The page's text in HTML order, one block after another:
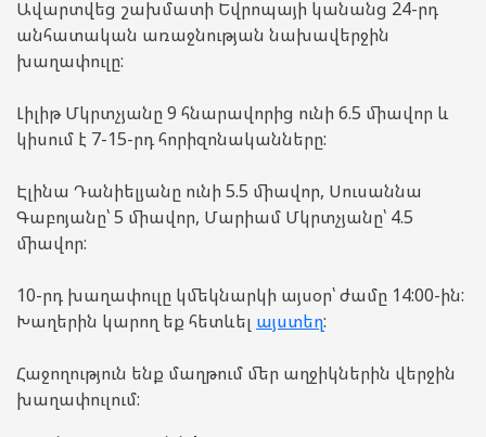
Ավարտվեց շախմատի Եվրոպայի կանանց 24-րդ
անհատական առաջնության նախավերջին
խաղափուլը:
Լիլիթ Մկրտչյանը 9 հնարավորից ունի 6.5 միավոր և
կիսում է 7-15-րդ հորիզոնականները:
Էլինա Դանիելյանը ունի 5.5 միավոր, Սուսաննա
Գաբոյանը՝ 5 միավոր, Մարիամ Մկրտչյանը՝ 4.5
միավոր:
10-րդ խաղափուլը կմեկնարկի այսօր՝ ժամը 14:00-ին:
Խաղերին կարող եք հետևել այստեղ:
Հաջողություն ենք մաղթում մեր աղջիկներին վերջին
խաղափուլում: